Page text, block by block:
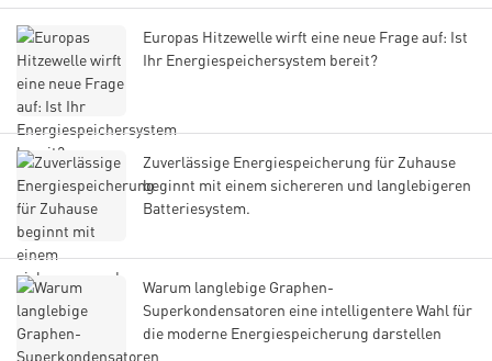
Europas Hitzewelle wirft eine neue Frage auf: Ist
Ihr Energiespeichersystem bereit?
Zuverlässige Energiespeicherung für Zuhause
beginnt mit einem sichereren und langlebigeren
Batteriesystem.
Warum langlebige Graphen-
Superkondensatoren eine intelligentere Wahl für
die moderne Energiespeicherung darstellen